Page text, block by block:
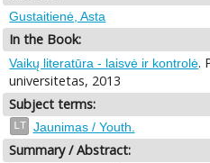
Gustaitienė, Asta
In the Book:
Vaikų literatūra - laisvė ir kontrolė.
universitetas, 2013
Subject terms:
LT Jaunimas / Youth.
Summary / Abstract: